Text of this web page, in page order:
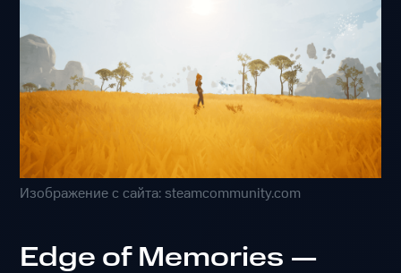
Изображение с сайта: steamcommunity.com
Edge of Memories —